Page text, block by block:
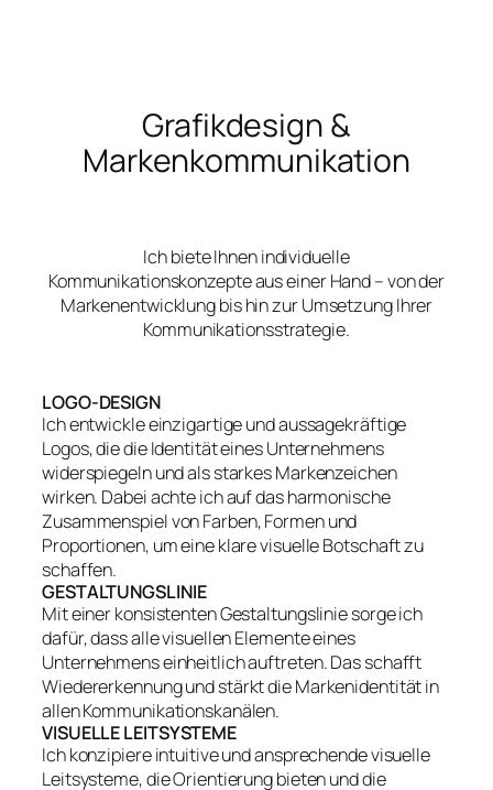
Grafikdesign &
Markenkommunikation
Ich biete Ihnen individuelle
Kommunikationskonzepte aus einer Hand – von der
Markenentwicklung bis hin zur Umsetzung Ihrer
Kommunikationsstrategie.
LOGO-DESIGN
Ich entwickle einzigartige und aussagekräftige
Logos, die die Identität eines Unternehmens
widerspiegeln und als starkes Markenzeichen
wirken. Dabei achte ich auf das harmonische
Zusammenspiel von Farben, Formen und
Proportionen, um eine klare visuelle Botschaft zu
schaffen.
GESTALTUNGSLINIE
Mit einer konsistenten Gestaltungslinie sorge ich
dafür, dass alle visuellen Elemente eines
Unternehmens einheitlich auftreten. Das schafft
Wiedererkennung und stärkt die Markenidentität in
allen Kommunikationskanälen.
VISUELLE LEITSYSTEME
Ich konzipiere intuitive und ansprechende visuelle
Leitsysteme, die Orientierung bieten und die